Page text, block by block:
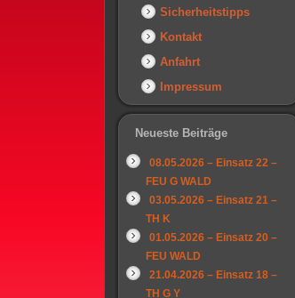
Sicherheitstipps
Kontakt
Anfahrt
Impressum
Neueste Beiträge
08.05.2026 – Einsatz 22 –
FEU G WALD
03.05.2026 – Einsatz 21 –
TH K
01.05.2026 – Einsatz 20 –
FEU WALD
21.04.2026 – Einsatz 18 –
TH G Y